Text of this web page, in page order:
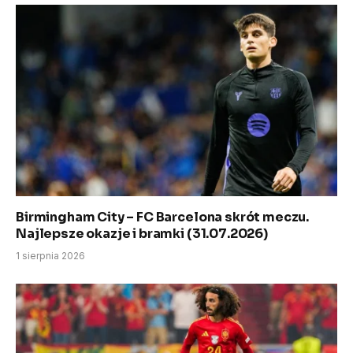
Birmingham City – FC Barcelona skrót meczu.
Najlepsze okazje i bramki (31.07.2026)
1 sierpnia 2026